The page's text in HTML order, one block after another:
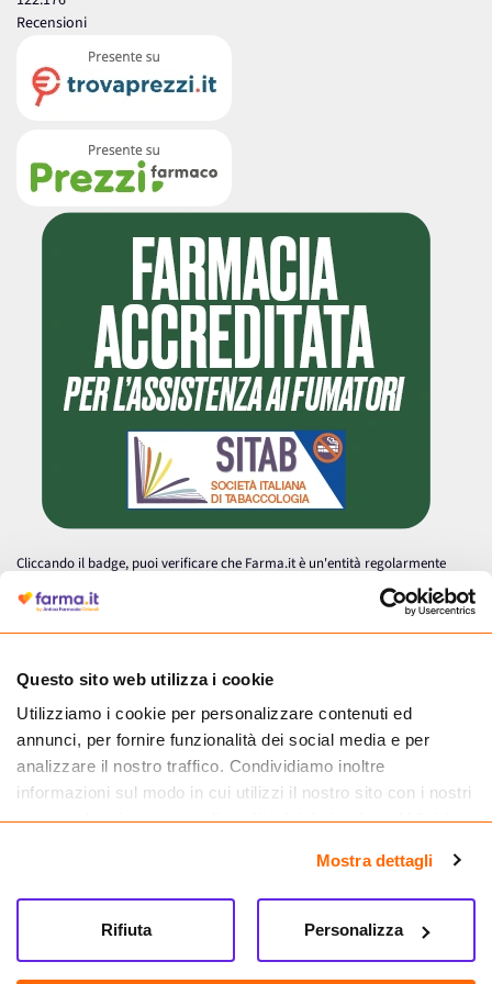
Questo sito web utilizza i cookie
Utilizziamo i cookie per personalizzare contenuti ed
annunci, per fornire funzionalità dei social media e per
analizzare il nostro traffico. Condividiamo inoltre
informazioni sul modo in cui utilizzi il nostro sito con i nostri
partner che si occupano di analisi dei dati web, pubblicità e
informazioni che hai fornito loro o che hanno raccolto dal
tuo utilizzo dei loro servizi.
Mostra dettagli
Personalizza
Rifiuta
Recensioni
Cliccando il badge, puoi verificare che Farma.it è un'entità regolarmente
autorizzata dal Ministero della Salute a effettuare la vendita online di
medicinali.
Farma.it S.a.s. P. IVA 07417261216 REA: NA-884088